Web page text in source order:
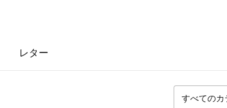
レター